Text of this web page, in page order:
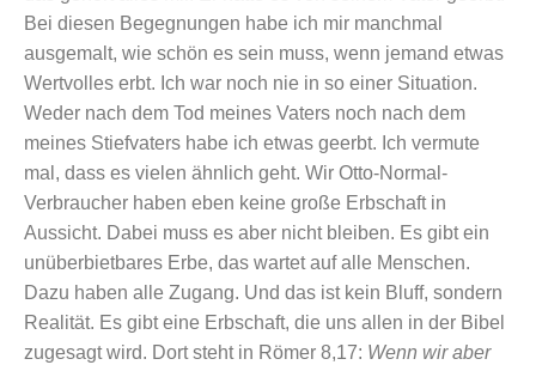
Bei diesen Begegnungen habe ich mir manchmal
ausgemalt, wie schön es sein muss, wenn jemand etwas
Wertvolles erbt. Ich war noch nie in so einer Situation.
Weder nach dem Tod meines Vaters noch nach dem
meines Stiefvaters habe ich etwas geerbt. Ich vermute
mal, dass es vielen ähnlich geht. Wir Otto-Normal-
Verbraucher haben eben keine große Erbschaft in
Aussicht. Dabei muss es aber nicht bleiben. Es gibt ein
unüberbietbares Erbe, das wartet auf alle Menschen.
Dazu haben alle Zugang. Und das ist kein Bluff, sondern
Realität. Es gibt eine Erbschaft, die uns allen in der Bibel
zugesagt wird. Dort steht in Römer 8,17: Wenn wir aber